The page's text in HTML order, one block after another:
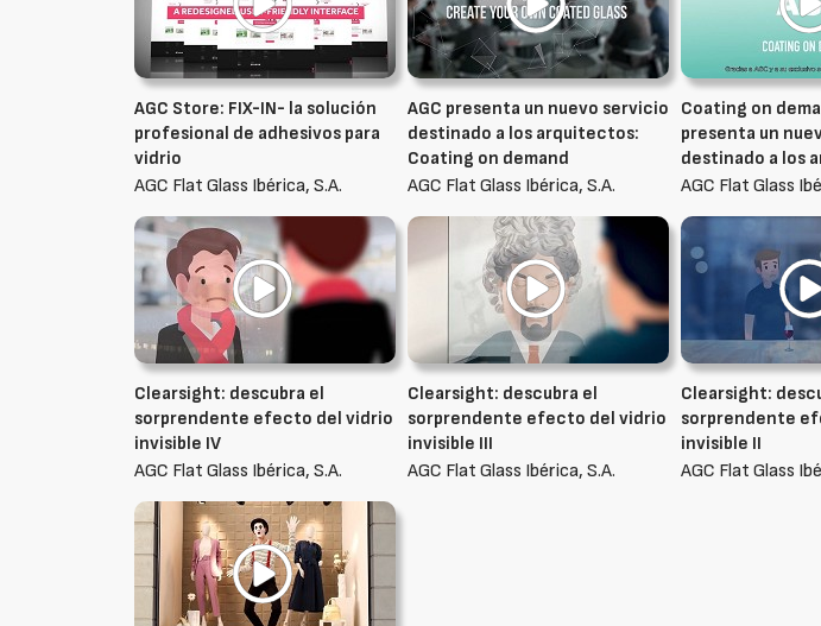
AGC Store: FIX-IN- la solución
profesional de adhesivos para
vidrio
AGC Flat Glass Ibérica, S.A.
AGC presenta un nuevo servicio
destinado a los arquitectos:
Coating on demand
AGC Flat Glass Ibérica, S.A.
Coating on
presenta un
destinado a los
AGC Flat Glass
Clearsight: descubra el
sorprendente efecto del vidrio
invisible IV
AGC Flat Glass Ibérica, S.A.
Clearsight: descubra el
sorprendente efecto del vidrio
invisible III
AGC Flat Glass Ibérica, S.A.
Clearsight:
sorprendente
invisible II
AGC Flat Glass